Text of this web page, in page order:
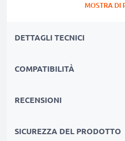
che alla prova dei fatti risulta
reale di 4400mAh, proprio
superano quelle della vecchia
MOSTRA DI
DETTAGLI TECNICI
COMPATIBILITÀ
RECENSIONI
SICUREZZA DEL PRODOTTO